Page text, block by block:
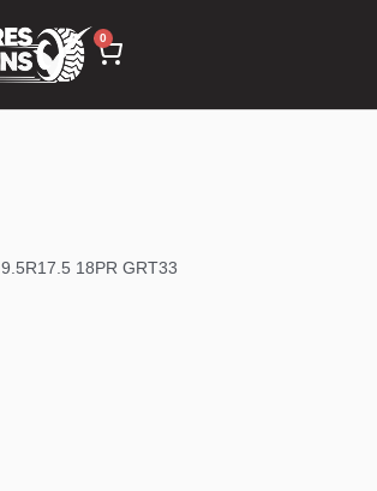
0
9.5R17.5 18PR GRT33